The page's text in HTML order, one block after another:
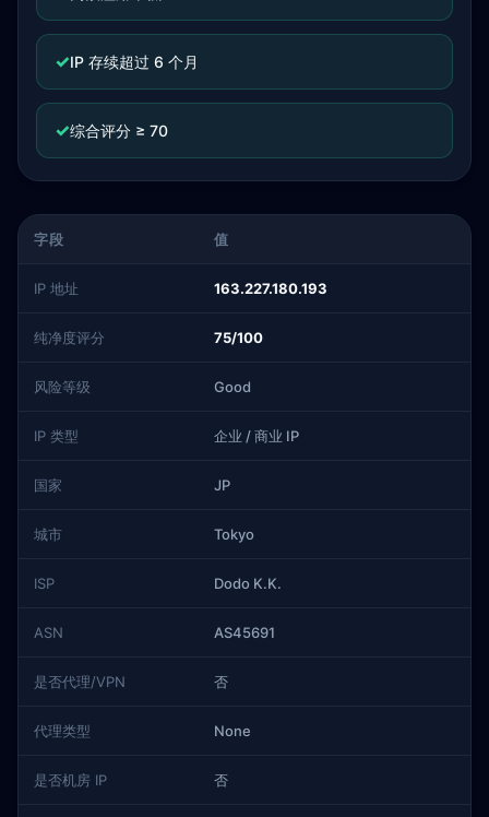
✓IP 存续超过 6 个月
✓综合评分 ≥ 70
字段 值
IP 地址 163.227.180.193
纯净度评分 75/100
风险等级 Good
IP 类型 企业 / 商业 IP
国家 JP
城市 Tokyo
ISP Dodo K.K.
ASN AS45691
是否代理/VPN 否
代理类型 None
是否机房 IP 否